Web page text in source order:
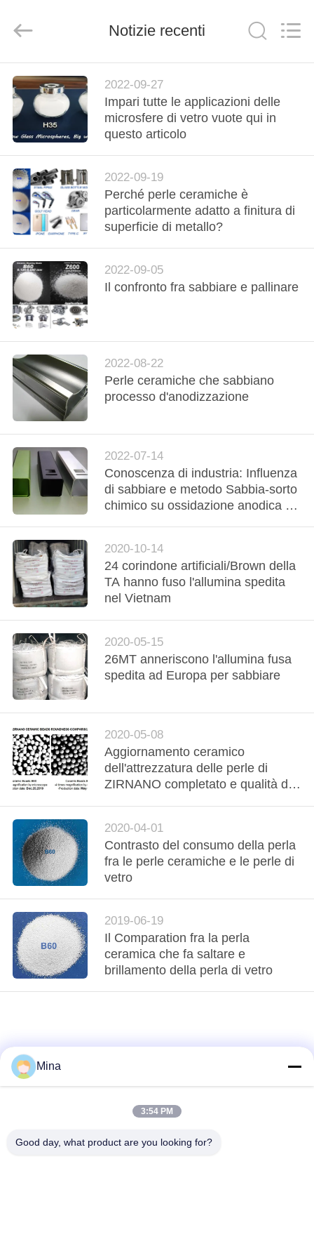
CASA
PRODOTTI
VIDEO
CIRCA
NOI
GIRO
DELLA
FABBRICA
CONTROLLO
DI
QUALITÀ
CONTATTICI
NOTIZIE
RICHIEDA
UNA
CITAZIONE
MAPPA
DEL
SITO
POLITICA
SULLA
PRIVACY
Abrasive
Import&Export
Rights
Notizie recenti
2022-09-27
Impari tutte le applicazioni delle
microsfere di vetro vuote qui in
questo articolo
2022-09-19
Perché perle ceramiche è
particolarmente adatto a finitura di
superficie di metallo?
2022-09-05
Il confronto fra sabbiare e pallinare
2022-08-22
Perle ceramiche che sabbiano
processo d'anodizzazione
2022-07-14
Conoscenza di industria: Influenza
di sabbiare e metodo Sabbia-sorto
chimico su ossidazione anodica di
2020-10-14
24 corindone artificiali/Brown della
TA hanno fuso l'allumina spedita
nel Vietnam
2020-05-15
26MT anneriscono l'allumina fusa
spedita ad Europa per sabbiare
2020-05-08
Aggiornamento ceramico
dell'attrezzatura delle perle di
ZIRNANO completato e qualità del
2020-04-01
Contrasto del consumo della perla
fra le perle ceramiche e le perle di
vetro
2019-06-19
Il Comparation fra la perla
ceramica che fa saltare e
brillamento della perla di vetro
Mina
3:54 PM
Good day, what product are you looking for?